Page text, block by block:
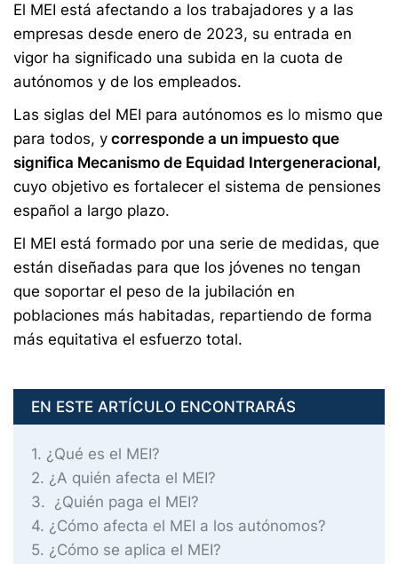
El MEI está afectando a los trabajadores y a las
empresas desde enero de 2023, su entrada en
vigor ha significado una subida en la cuota de
autónomos y de los empleados.
Las siglas del MEI para autónomos es lo mismo que
para todos, y corresponde a un impuesto que
significa Mecanismo de Equidad Intergeneracional,
cuyo objetivo es fortalecer el sistema de pensiones
español a largo plazo.
El MEI está formado por una serie de medidas, que
están diseñadas para que los jóvenes no tengan
que soportar el peso de la jubilación en
poblaciones más habitadas, repartiendo de forma
más equitativa el esfuerzo total.
EN ESTE ARTÍCULO ENCONTRARÁS
1 ¿Qué es el MEI?
2 ¿A quién afecta el MEI?
3
¿Quién paga el MEI?
4 ¿Cómo afecta el MEI a los autónomos?
5 ¿Cómo se aplica el MEI?